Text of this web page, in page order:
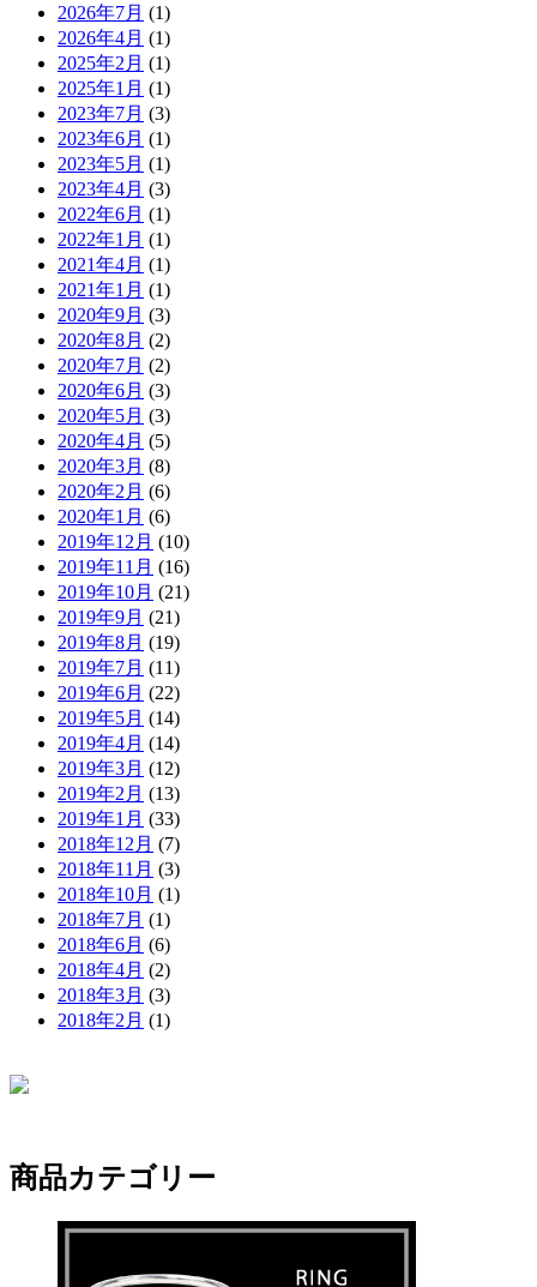
2026年7月 (1)
2026年4月 (1)
2025年2月 (1)
2025年1月 (1)
2023年7月 (3)
2023年6月 (1)
2023年5月 (1)
2023年4月 (3)
2022年6月 (1)
2022年1月 (1)
2021年4月 (1)
2021年1月 (1)
2020年9月 (3)
2020年8月 (2)
2020年7月 (2)
2020年6月 (3)
2020年5月 (3)
2020年4月 (5)
2020年3月 (8)
2020年2月 (6)
2020年1月 (6)
2019年12月 (10)
2019年11月 (16)
2019年10月 (21)
2019年9月 (21)
2019年8月 (19)
2019年7月 (11)
2019年6月 (22)
2019年5月 (14)
2019年4月 (14)
2019年3月 (12)
2019年2月 (13)
2019年1月 (33)
2018年12月 (7)
2018年11月 (3)
2018年10月 (1)
2018年7月 (1)
2018年6月 (6)
2018年4月 (2)
2018年3月 (3)
2018年2月 (1)
商品カテゴリー